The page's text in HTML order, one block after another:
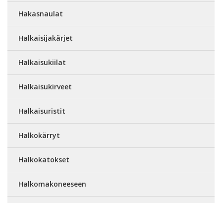
Hakasnaulat
Halkaisijakärjet
Halkaisukiilat
Halkaisukirveet
Halkaisuristit
Halkokärryt
Halkokatokset
Halkomakoneeseen